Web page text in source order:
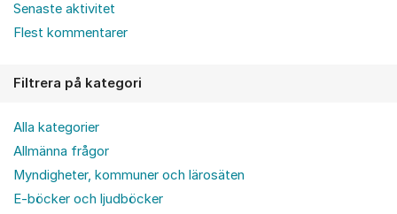
Senaste aktivitet
Flest kommentarer
Filtrera på kategori
Alla kategorier
Allmänna frågor
Myndigheter, kommuner och lärosäten
E-böcker och ljudböcker